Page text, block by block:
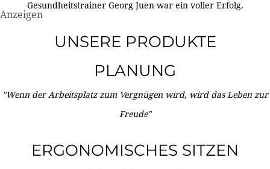
Gesundheitstrainer Georg Juen war ein voller Erfolg.
Anzeigen
UNSERE PRODUKTE
PLANUNG
"Wenn der Arbeitsplatz zum Vergnügen wird, wird das Leben zur
Freude"
ERGONOMISCHES SITZEN